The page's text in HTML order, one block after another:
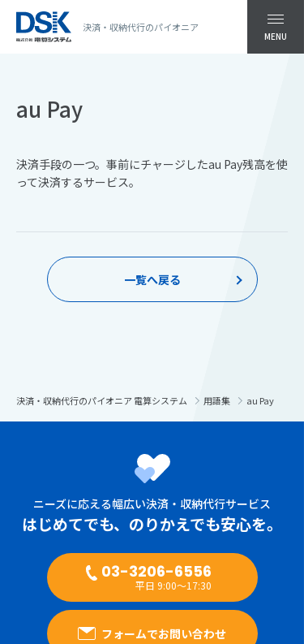
決済・収納代行のパイオニア
MENU
au Pay
決済手段の一つ。事前にチャージしたau Pay残高を使
って決済するサービス。
一覧へ戻る
決済・収納代行のパイオニア 電算システム 用語集 au Pay
ニーズに応える幅広い決済・収納代行サービス
はじめてでも、のりかえでも安心を。
03-3206-6556
平日 9:00～17:30
フォームでお問い合わせ